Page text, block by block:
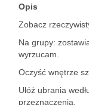
Opis
Zobacz
Na grupy:
wyrzucam.
Oczyść wnętrze
Ułóż ubrania
przeznaczenia.